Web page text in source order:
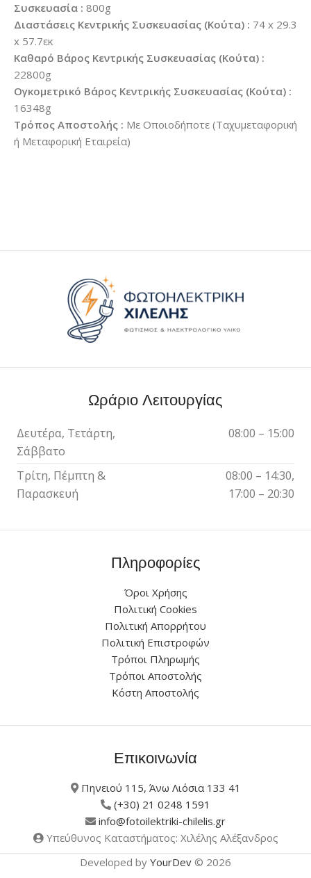
Συσκευασία : 800g
Διαστάσεις Κεντρικής Συσκευασίας (Κούτα) : 74 x 29.3
x 57.7εκ
Καθαρό Βάρος Κεντρικής Συσκευασίας (Κούτα) :
22800g
Ογκομετρικό Βάρος Κεντρικής Συσκευασίας (Κούτα) :
16348g
Τρόπος Αποστολής : Με Οποιοδήποτε (Ταχυμεταφορική
ή Μεταφορική Εταιρεία)
Ωράριο Λειτουργίας
Δευτέρα, Τετάρτη,
Σάββατο
08:00 – 15:00
Τρίτη, Πέμπτη &
Παρασκευή
08:00 – 14:30,
17:00 – 20:30
Πληροφορίες
Όροι Χρήσης
Πολιτική Cookies
Πολιτική Απορρήτου
Πολιτική Επιστροφών
Τρόποι Πληρωμής
Τρόποι Αποστολής
Κόστη Αποστολής
Επικοινωνία
Πηνειού 115, Άνω Λιόσια 133 41
(+30) 21 0248 1591
info@fotoilektriki-chilelis.gr
Υπεύθυνος Καταστήματος: Χιλέλης Αλέξανδρος
Developed by YourDev © 2026